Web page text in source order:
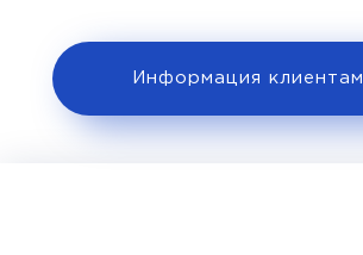
Информация клиентам